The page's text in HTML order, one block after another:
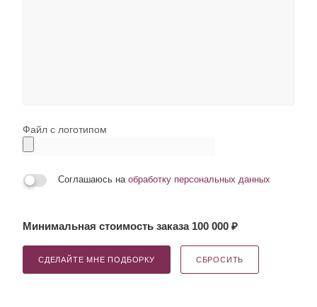
Файл с логотипом
Соглашаюсь на обработку персональных данных
Минимальная стоимость заказа 100 000 ₽
СДЕЛАЙТЕ МНЕ ПОДБОРКУ СБРОСИТЬ